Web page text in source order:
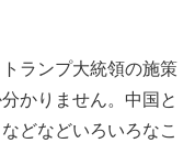
ランプ大統領の施策
かりません。中国と
どなどいろいろなこ